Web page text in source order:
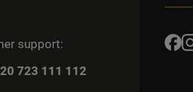
support:
723 111 112